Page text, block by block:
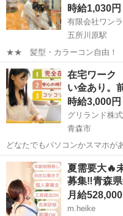
時給1,030円
有限会社ワン
五所川原駅
★★ 髪型・カラーコン自由
場！ ★★ 安定した会社で、 可愛い動物たちと触れ合いながら ワー
クライフバランスを取りやすい仕事しませ
業他社不可】 ...
青森 五所川原市 五所
在宅ワーク
い金あり。
時給3,000円
グリランド株
青森市
どなたでもパソコンかスマホが
期費用0円！ 解約金・違約金0円！ ※最初に資料や機材、教
させたりするような業者に注意してください
のも自由、...
青森 青森市 その他
夏需要大🔥
募集‼️青森
月給528,000
m.heike